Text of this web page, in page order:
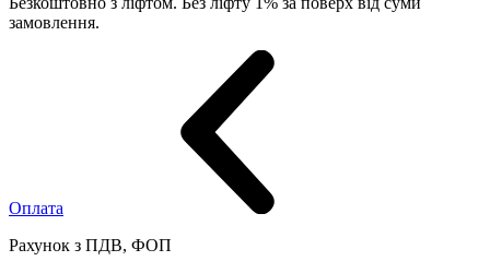
замовлення.
Оплата
Рахунок з ПДВ, ФОП